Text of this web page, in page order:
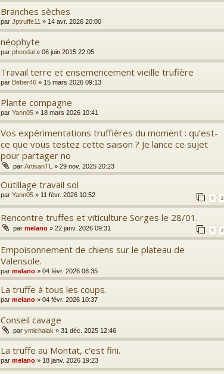
Branches sèches
par Jptruffe11 » 14 avr. 2026 20:00
néophyte
par pheodal » 06 juin 2015 22:05
Travail terre et ensemencement vieille trufière
par Beber46 » 15 mars 2026 09:13
Plante compagne
par Yann05 » 18 mars 2026 10:41
Vos expérimentations truffières du moment : qu’est-
ce que vous testez cette saison ? Je lance ce sujet
pour partager no
par ArtisanTL » 29 nov. 2025 20:23
Outillage travail sol
par Yann05 » 11 févr. 2026 10:52 1 2
Rencontre truffes et viticulture Sorges le 28/01.
par melano » 22 janv. 2026 09:31 1 2
Empoisonnement de chiens sur le plateau de
Valensole.
par melano » 04 févr. 2026 08:35
La truffe à tous les coups.
par melano » 04 févr. 2026 10:37
Conseil cavage
par ymichalak » 31 déc. 2025 12:46
La truffe au Montat, c'est fini.
par melano » 18 janv. 2026 19:23